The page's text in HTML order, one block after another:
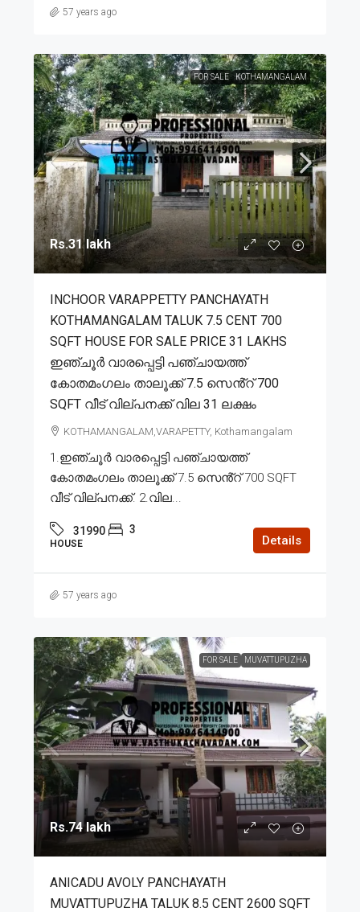
57 years ago
FOR SALE KOTHAMANGALAM
Rs.31 lakh
INCHOOR VARAPPETTY PANCHAYATH
KOTHAMANGALAM TALUK 7.5 CENT 700
SQFT HOUSE FOR SALE PRICE 31 LAKHS
ഇഞ്ചൂർ വാരപ്പെട്ടി പഞ്ചായത്ത്
കോതമംഗലം താലൂക്ക് 7.5 സെൻ്റ് 700
SQFT വീട് വില്പനക്ക് വില 31 ലക്ഷം
KOTHAMANGALAM,VARAPETTY, Kothamangalam
1.ഇഞ്ചൂർ വാരപ്പെട്ടി പഞ്ചായത്ത്
കോതമംഗലം താലൂക്ക് 7.5 സെൻ്റ് 700 SQFT
വീട് വില്പനക്ക്. 2.വില...
31990 3
HOUSE Details
57 years ago
FOR SALE MUVATTUPUZHA
Rs.74 lakh
ANICADU AVOLY PANCHAYATH
MUVATTUPUZHA TALUK 8.5 CENT 2600 SQFT